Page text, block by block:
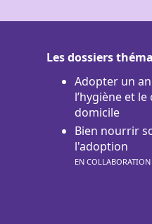
Les dossiers
Adopter un
l’hygiène et
domicile
Bien nourrir
l'adoption
EN COLLABORATION